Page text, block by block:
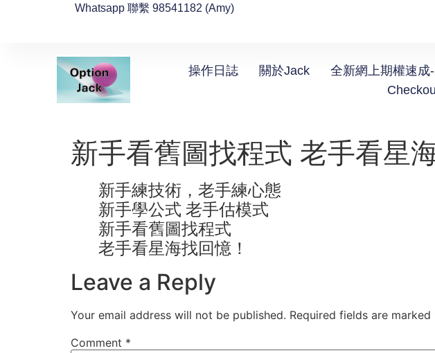
Whatsapp 聯繫 98541182 (Amy)
操作日誌 關於Jack 全新網上期權速成
新手看舊圖找程式 老手看星
新手練技術，老手練心態
新手學公式 老手估模式
新手看舊圖找程式
老手看星海找回憶！
Leave a Reply
Your email address will not be published. Required fields are marked
Comment *